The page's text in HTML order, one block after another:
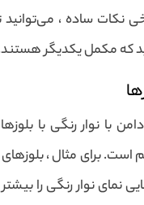
نکات ساده ، می‌توانید
که مکمل یکدیگر
با نوار رنگی با
است. برای مثال ،
نمای نوار رنگی را